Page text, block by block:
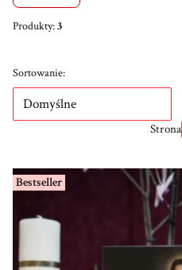
Produkty:3
Lista produktów
Sortowanie:
Domyślne
Strona
Bestseller